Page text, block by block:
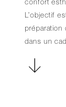
confort
L’objectif
dans un